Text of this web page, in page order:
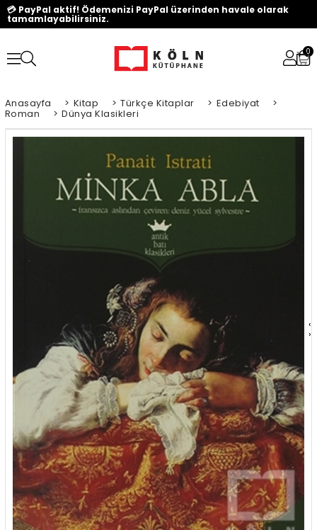
💳 PayPal aktif! Ödemenizi PayPal üzerinden havale olarak
tamamlayabilirsiniz.
0
Anasayfa > Kitap > Türkçe Kitaplar > Edebiyat >
Roman > Dünya Klasikleri
‹
›